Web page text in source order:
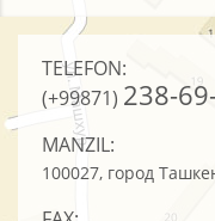
TELEFON:
(+99871) 238-
MANZIL:
100027, город